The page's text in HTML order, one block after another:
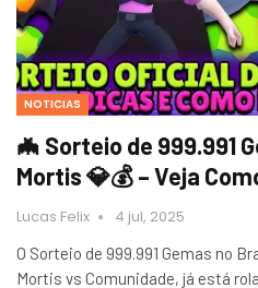
NOTICIAS
🦇 Sorteio de 999.991
Mortis 💎💰 – Veja
Lucas Felix 4 jul, 2025
O Sorteio de 999.991 Gemas no
Mortis vs Comunidade, já está